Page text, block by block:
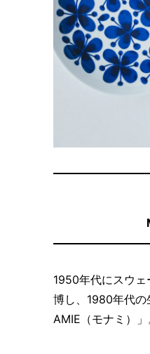
1950年代にスウ
博し、1980年代
AMIE（モナミ）」